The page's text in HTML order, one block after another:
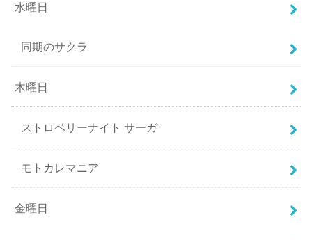
水曜日
同期のサクラ
木曜日
ストロベリーナイト サーガ
モトカレマニア
金曜日